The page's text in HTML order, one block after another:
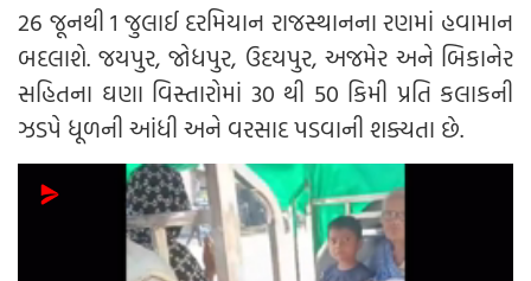
26 જૂનથી 1 જુલાઈ દરમિયાન રાજસ્થાનના રણમાં હવામાન
બદલાશે. જયપુર, જોધપુર, ઉદયપુર, અજમેર અને બિકાનેર
સહિતના ઘણા વિસ્તારોમાં 30 થી 50 કિમી પ્રતિ કલાકની
ઝડપે ધૂળની આંધી અને વરસાદ પડવાની શક્યતા છે.